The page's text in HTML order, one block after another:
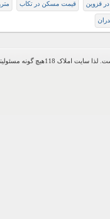
قزوین قیمت مسکن در تکاب
اطلاعات موجود در این وب سایت از طریق کاربران عمومی سایت ثبت شده